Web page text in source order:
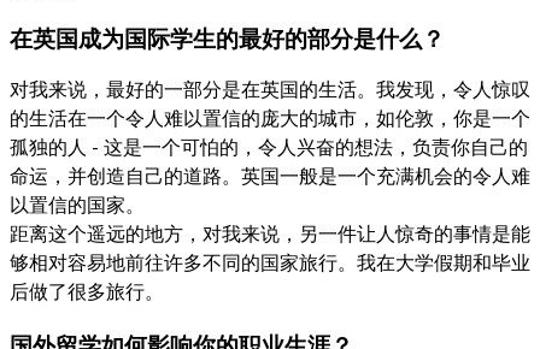
在英国成为国际学生的最好的部分是什么？
对我来说，最好的一部分是在英国的生活。我发现，令人惊叹
的生活在一个令人难以置信的庞大的城市，如伦敦，你是一个
孤独的人 - 这是一个可怕的，令人兴奋的想法，负责你自己的
命运，并创造自己的道路。英国一般是一个充满机会的令人难
以置信的国家。
距离这个遥远的地方，对我来说，另一件让人惊奇的事情是能
够相对容易地前往许多不同的国家旅行。我在大学假期和毕业
后做了很多旅行。